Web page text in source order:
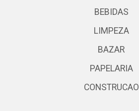
BEBIDAS
LIMPEZA
BAZAR
PAPELARIA
CONSTRUCAO